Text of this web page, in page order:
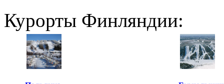
Курорты Финляндии: